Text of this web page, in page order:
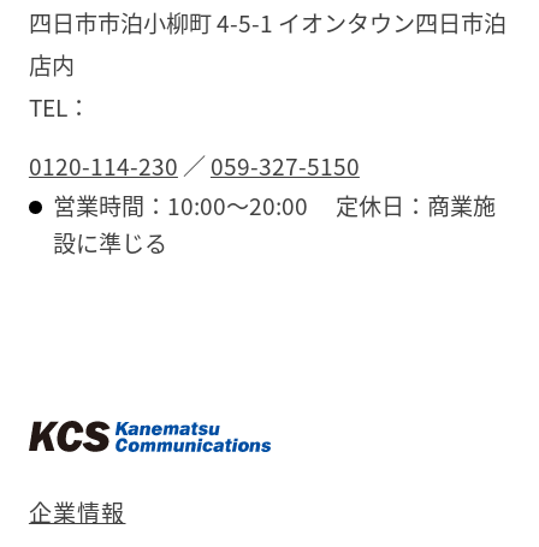
四日市市泊小柳町 4-5-1 イオンタウン四日市泊
店内
TEL：
0120-114-230 ／059-327-5150
営業時間：10:00～20:00
定休日：商業施
設に準じる
企業情報